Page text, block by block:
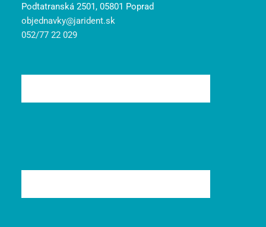
Podtatranská 2501, 05801 Poprad
objednavky@jarident.sk
052/77 22 029